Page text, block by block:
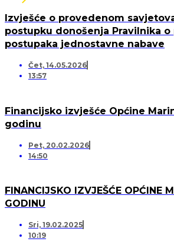
Izvješće o provedenom
postupku donošenja Pravilnika
postupaka jednostavne nabave
Čet, 14.05.2026
13:57
Financijsko izvješće Općine
godinu
Pet, 20.02.2026
14:50
FINANCIJSKO IZVJEŠĆE OPĆINE
GODINU
Sri, 19.02.2025
10:19